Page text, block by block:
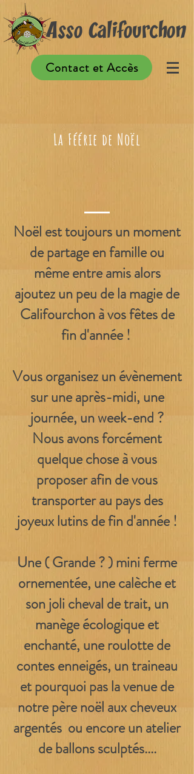
Asso Califourchon
Contact et Accès
La Féérie de Noël
Noël est toujours un moment
de partage en famille ou
même entre amis alors
ajoutez un peu de la magie de
Califourchon à vos fêtes de
fin d'année !
Vous organisez un évènement
sur une après-midi, une
journée, un week-end ?
Nous avons forcément
quelque chose à vous
proposer afin de vous
transporter au pays des
joyeux lutins de fin d'année !
Une ( Grande ? ) mini ferme
ornementée, une calèche et
son joli cheval de trait, un
manège écologique et
enchanté, une roulotte de
contes enneigés, un traineau
et pourquoi pas la venue de
notre père noël aux cheveux
argentés ou encore un atelier
de ballons sculptés....